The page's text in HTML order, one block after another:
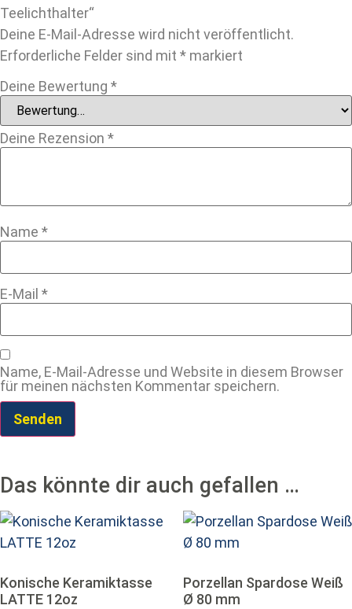
Teelichthalter“
Deine E-Mail-Adresse wird nicht veröffentlicht.
Erforderliche Felder sind mit * markiert
Deine Bewertung *
Deine Rezension *
Name *
E-Mail *
Name, E-Mail-Adresse und Website in diesem Browser
für meinen nächsten Kommentar speichern.
Das könnte dir auch gefallen …
Konische Keramiktasse
LATTE 12oz
Porzellan Spardose Weiß
Ø 80 mm